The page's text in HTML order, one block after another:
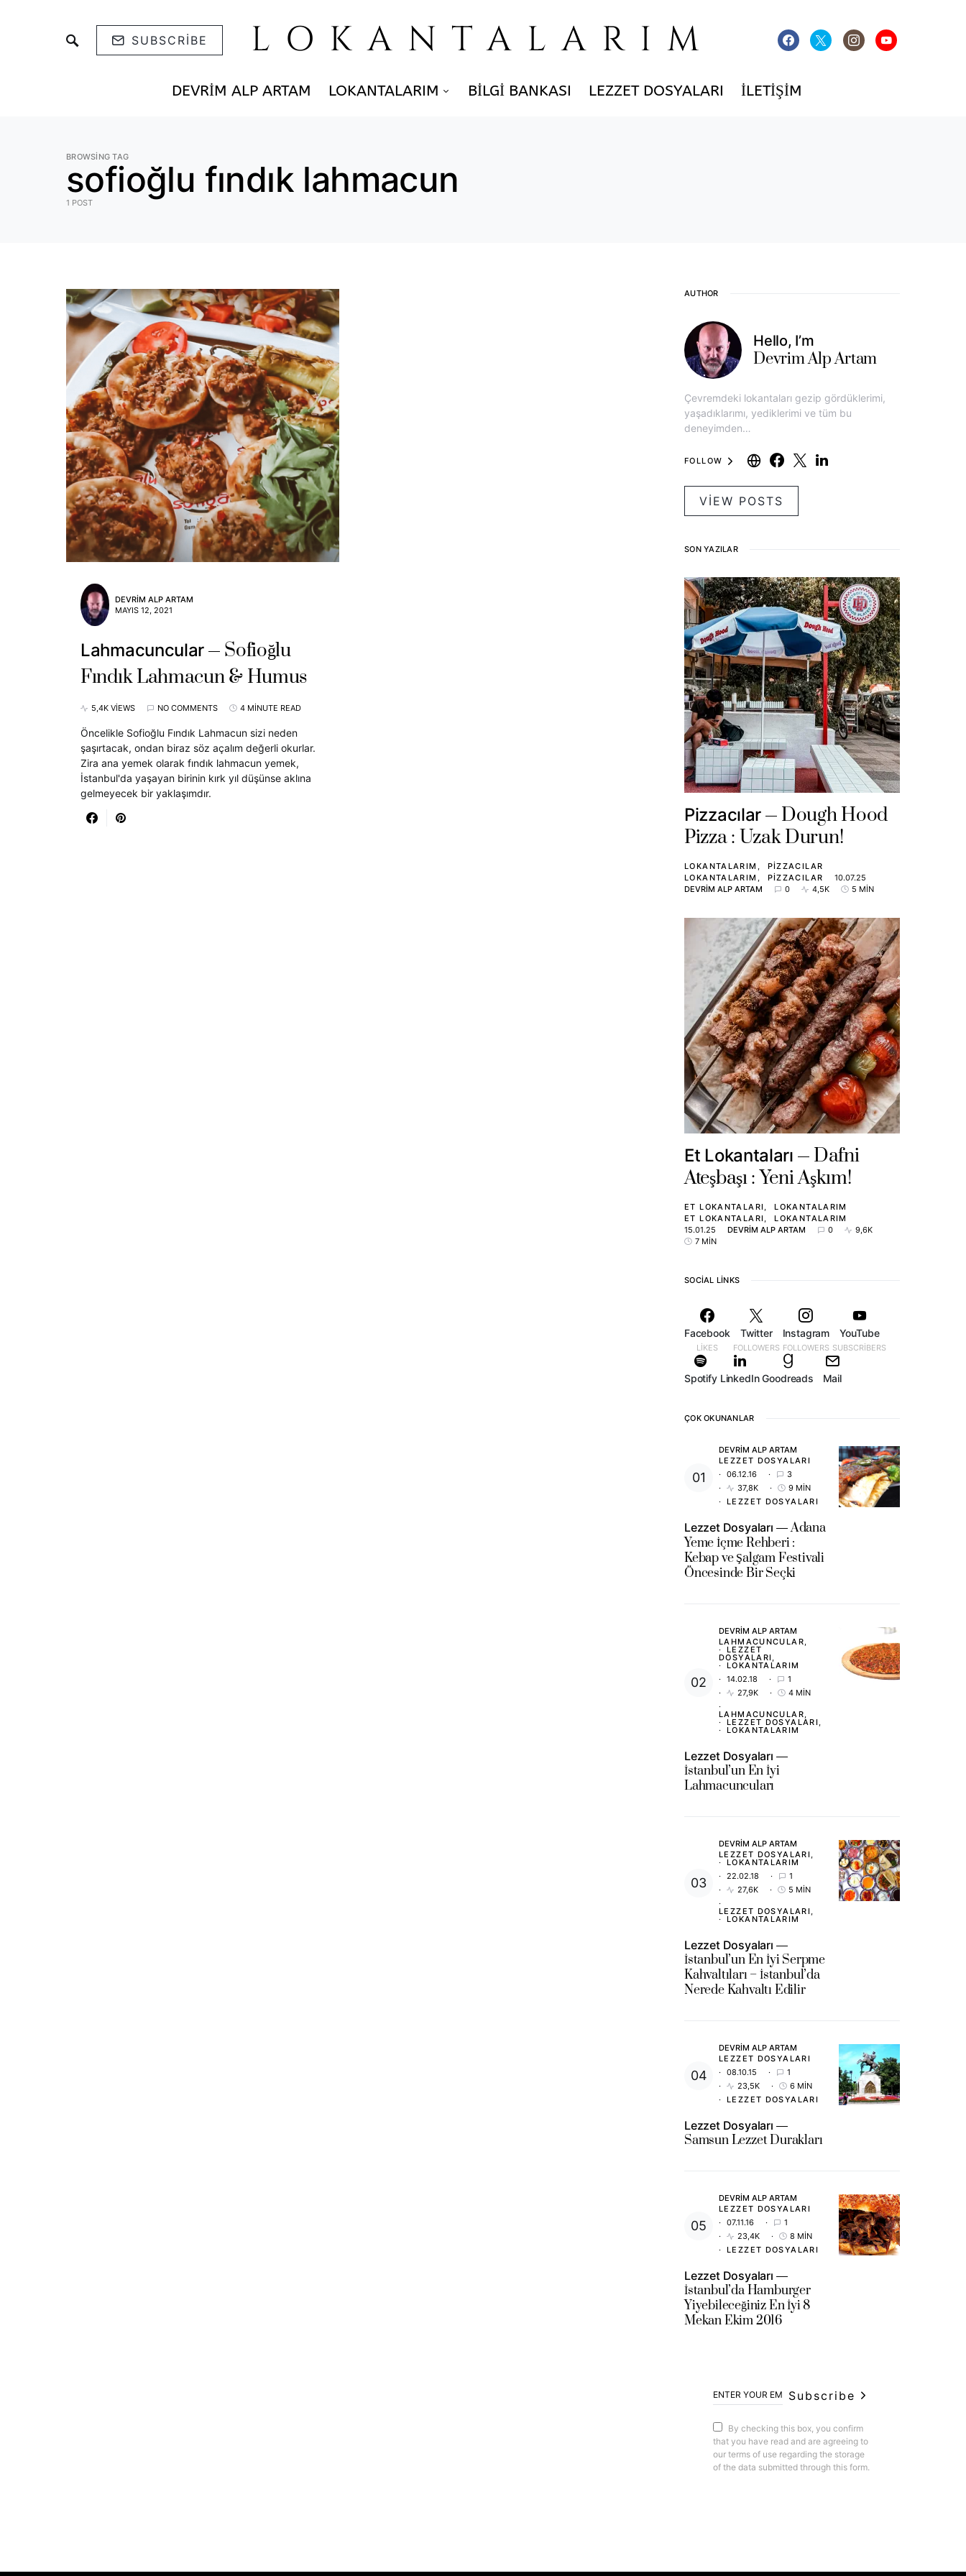
SUBSCRIBE LOKANTALARIM
DEVRIM ALP ARTAM LOKANTALARIM BILGI BANKASI LEZZET DOSYALARI İLETIŞIM
BROWSING TAG
sofioğlu fındık lahmacun
1 POST
DEVRIM ALP ARTAM
MAYIS 12, 2021
Lahmacuncular
Sofioğlu
Fındık Lahmacun & Humus
5,4K VIEWS NO COMMENTS 4 MINUTE READ
Öncelikle Sofioğlu Fındık Lahmacun sizi neden
şaşırtacak, ondan biraz söz açalım değerli okurlar.
Zira ana yemek olarak fındık lahmacun yemek,
İstanbul'da yaşayan birinin kırk yıl düşünse aklına
gelmeyecek bir yaklaşımdır.
AUTHOR
Hello, I’m
Devrim Alp Artam
Çevremdeki lokantaları gezip gördüklerimi,
yaşadıklarımı, yediklerimi ve tüm bu
deneyimden…
FOLLOW
VIEW POSTS
SON YAZILAR
Pizzacılar
Dough Hood
Pizza : Uzak Durun!
LOKANTALARIM
PIZZACILAR
LOKANTALARIM
PIZZACILAR
10.07.25
DEVRIM ALP ARTAM
0 4,5K 5 MIN
Et Lokantaları
Dafni
Ateşbaşı : Yeni Aşkım!
ET LOKANTALARI
LOKANTALARIM
ET LOKANTALARI
LOKANTALARIM
15.01.25
DEVRIM ALP ARTAM 0
9,6K
7 MIN
SOCIAL LINKS
Facebook
LIKES
Twitter
FOLLOWERS
Instagram
FOLLOWERS
YouTube
SUBSCRIBERS
Spotify LinkedIn Goodreads Mail
ÇOK OKUNANLAR
DEVRIM ALP ARTAM
LEZZET DOSYALARI
06.12.16
3
37,8K
9 MIN
LEZZET DOSYALARI
Lezzet Dosyaları
Adana
Yeme İçme Rehberi :
Kebap ve Şalgam Festivali
Öncesinde Bir Seçki
DEVRIM ALP ARTAM
LAHMACUNCULAR
LEZZET
DOSYALARI
LOKANTALARIM
14.02.18
1
27,9K
4 MIN
LAHMACUNCULAR
LEZZET DOSYALARI
LOKANTALARIM
Lezzet Dosyaları
İstanbul’un En İyi
Lahmacuncuları
DEVRIM ALP ARTAM
LEZZET DOSYALARI
LOKANTALARIM
22.02.18
1
27,6K
5 MIN
LEZZET DOSYALARI
LOKANTALARIM
Lezzet Dosyaları
İstanbul’un En İyi Serpme
Kahvaltıları – İstanbul’da
Nerede Kahvaltı Edilir
DEVRIM ALP ARTAM
LEZZET DOSYALARI
08.10.15
1
23,5K
6 MIN
LEZZET DOSYALARI
Lezzet Dosyaları
Samsun Lezzet Durakları
DEVRIM ALP ARTAM
LEZZET DOSYALARI
07.11.16
1
23,4K
8 MIN
LEZZET DOSYALARI
Lezzet Dosyaları
İstanbul’da Hamburger
Yiyebileceğiniz En İyi 8
Mekan Ekim 2016
Subscribe
By checking this box, you confirm
that you have read and are agreeing to
our terms of use regarding the storage
of the data submitted through this form.